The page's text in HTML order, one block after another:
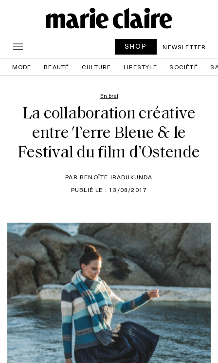
SHOP NEWSLETTER
MODE BEAUTÉ CULTURE LIFESTYLE SOCIÉTÉ
En bref
La collaboration créative
entre Terre Bleue & le
Festival du film d’Ostende
PAR BENOÎTE IRADUKUNDA
PUBLIÉ LE : 13/08/2017